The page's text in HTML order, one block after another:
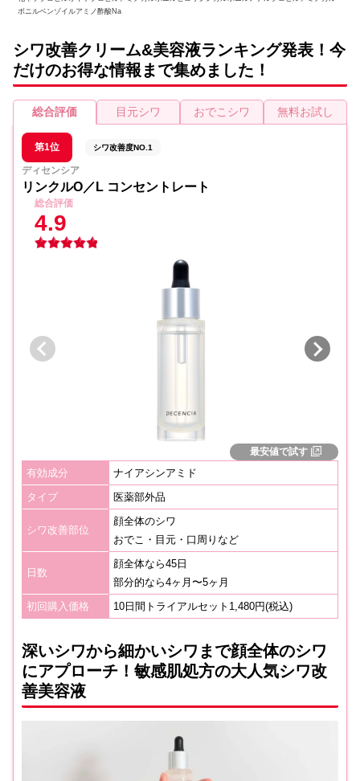
ボニルベンゾイルアミノ酢酸Na
シワ改善クリーム&美容液ランキング発表！今
だけのお得な情報まで集めました！
総合評価 目元シワ おでこシワ 無料お試し
第1位 シワ改善度NO.1
ディセンシア
リンクルO／L コンセントレート
総合評価
4.9
最安値で試す
有効成分
ナイアシンアミド
タイプ
医薬部外品
シワ改善部位
顔全体のシワ
おでこ・目元・口周りなど
日数
顔全体なら45日
部分的なら4ヶ月〜5ヶ月
初回購入価格
10日間トライアルセット1,480円(税込)
深いシワから細かいシワまで顔全体のシワ
にアプローチ！敏感肌処方の大人気シワ改
善美容液